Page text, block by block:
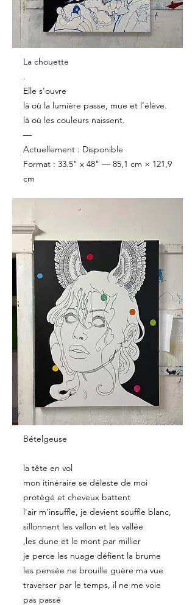
La chouette
.
Elle s'ouvre
là où la lumière passe, mue et l’élève.
là où les couleurs naissent.
—
Actuellement : Disponible
Format : 33.5" x 48" — 85,1 cm × 121,9
cm
Bételgeuse
la tête en vol
mon itinéraire se déleste de moi
protégé et cheveux battent
l'air m'insuffle, je devient souffle blanc,
sillonnent les vallon et les vallée
,les dune et le mont par millier
je perce les nuage défient la brume
les pensée ne brouille guère ma vue
traverser par le temps, il ne me voie
pas passé